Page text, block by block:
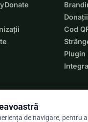
Cod
Plugin
de navigare, pentru